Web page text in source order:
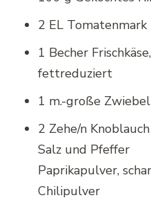
2 EL Tomatenmark
1 Becher
fettreduziert
1 m.-große
2 Zehe/n Knoblauch
Salz und Pfeffer
Paprikapulver,
Chilipulver